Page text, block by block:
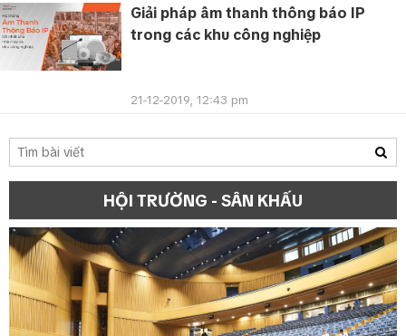
Giải pháp âm thanh thông báo IP
trong các khu công nghiệp
21-12-2019, 12:43 pm
HỘI TRƯỜNG - SÂN KHẤU